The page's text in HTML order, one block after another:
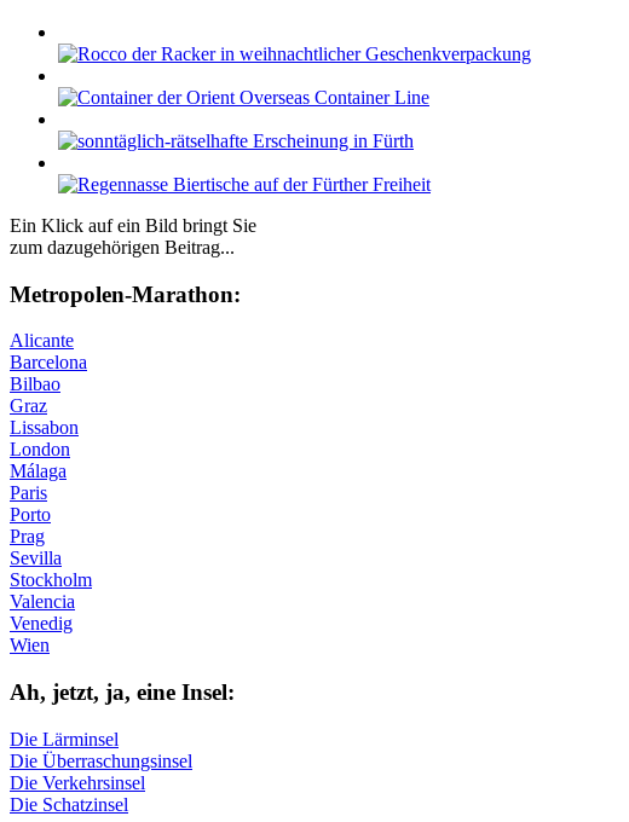
Ein Klick auf ein Bild bringt Sie
zum dazugehörigen Beitrag...
Me­tro­po­len-Ma­ra­thon:
Alicante
Barcelona
Bilbao
Graz
Lissabon
London
Málaga
Paris
Porto
Prag
Sevilla
Stockholm
Valencia
Venedig
Wien
Ah, jetzt, ja, ei­ne In­sel:
Die Lärminsel
Die Überraschungsinsel
Die Verkehrsinsel
Die Schatzinsel